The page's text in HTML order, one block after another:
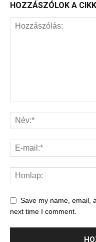
HOZZÁSZÓLOK A
Save my name, email,
next time I comment.